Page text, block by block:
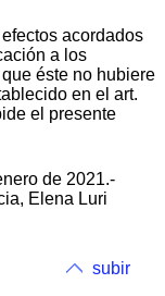
acordados
a los
éste no hubiere
en el art.
el presente
de 2021.-
Elena Luri
subir